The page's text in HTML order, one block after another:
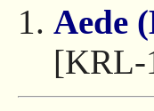
Aede
[KRL-